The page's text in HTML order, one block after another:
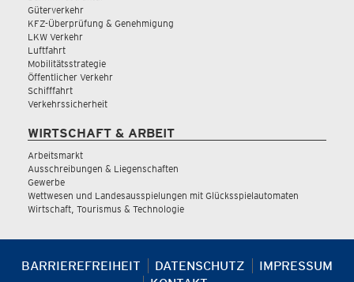
Güterverkehr
KFZ-Überprüfung & Genehmigung
LKW Verkehr
Luftfahrt
Mobilitätsstrategie
Öffentlicher Verkehr
Schifffahrt
Verkehrssicherheit
WIRTSCHAFT & ARBEIT
Arbeitsmarkt
Ausschreibungen & Liegenschaften
Gewerbe
Wettwesen und Landesausspielungen mit Glücksspielautomaten
Wirtschaft, Tourismus & Technologie
BARRIEREFREIHEIT DATENSCHUTZ
IMPRESSUM